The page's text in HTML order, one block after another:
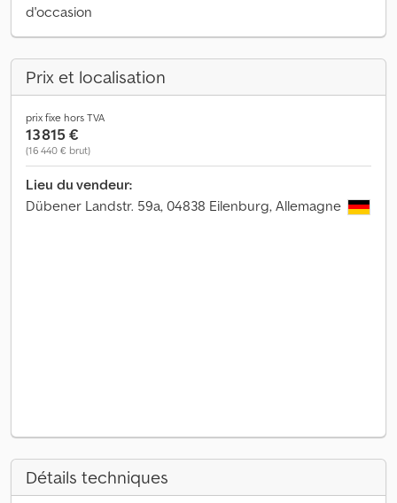
d'occasion
Prix et localisation
prix fixe hors TVA
13 815 €
(16 440 € brut)
Lieu du vendeur:
Dübener Landstr. 59a, 04838 Eilenburg, Allemagne
Détails techniques